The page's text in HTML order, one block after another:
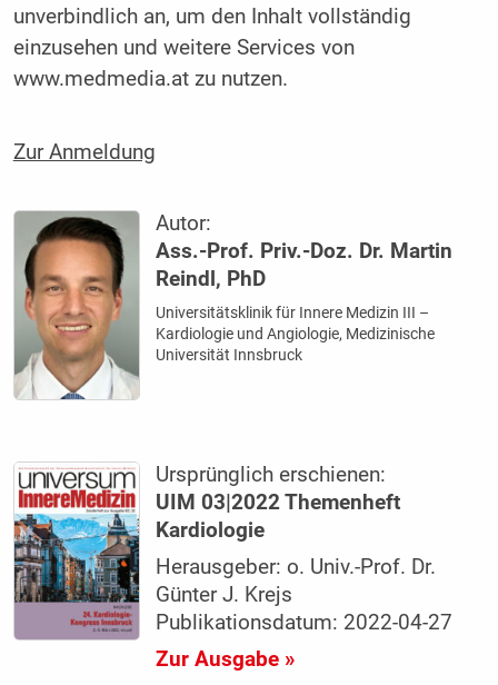
unverbindlich an, um den Inhalt vollständig
einzusehen und weitere Services von
www.medmedia.at zu nutzen.
Zur Anmeldung
Autor:
Ass.-Prof. Priv.-Doz. Dr. Martin
Reindl, PhD
Universitätsklinik für Innere Medizin III –
Kardiologie und Angiologie, Medizinische
Universität Innsbruck
Ursprünglich erschienen:
UIM 03|2022 Themenheft
Kardiologie
Herausgeber: o. Univ.-Prof. Dr.
Günter J. Krejs
Publikationsdatum: 2022-04-27
Zur Ausgabe »